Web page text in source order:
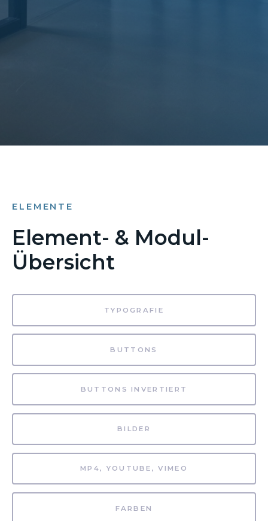
ELEMENTE
Element- & Modul-
Übersicht
TYPOGRAFIE
BUTTONS
BUTTONS INVERTIERT
BILDER
MP4, YOUTUBE, VIMEO
FARBEN